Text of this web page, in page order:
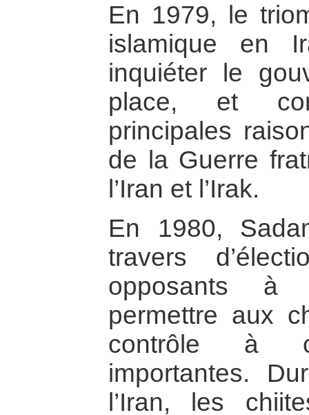
En 1979, le
islamique en
inquiéter le
place, et
principales
de la Guerre
l’Iran et l’Irak.
En 1980,
travers
opposants à
permettre aux
contrôle à
importantes.
l’Iran, les